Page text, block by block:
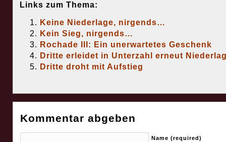
Links zum Thema:
Keine Niederlage, nirgends…
Kein Sieg, nirgends…
Rochade III: Ein unerwartetes Geschenk
Dritte erleidet in Unterzahl erneut
Dritte droht mit Aufstieg
Kommentar abgeben
Name (required)